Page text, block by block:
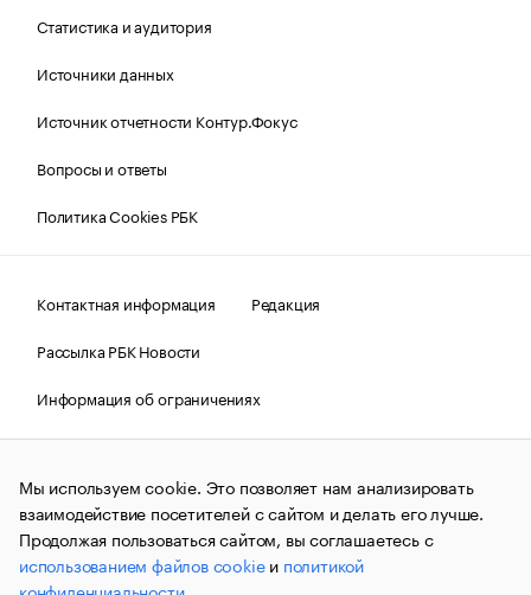
Статистика и аудитория
Источники данных
Источник отчетности Контур.Фокус
Вопросы и ответы
Политика Cookies РБК
Контактная информация
Редакция
Рассылка РБК Новости
Информация об ограничениях
Правовая информация
О соблюдении авторских прав
© АО «РОСБИЗНЕСКОНСАЛТИНГ»,1995–2026.Сообщения
и материалы информационного агентства «РБК»
(зарегистрировано Федеральной службой по надзору в сфере
связи, информационных технологий и массовых
коммуникаций (Роскомнадзор) 09.12.2015 за номером ИА
№ФС77-63848) сопровождаются пометкой «РБК». Отдельные
Мы используем cookie. Это позволяет нам анализировать
взаимодействие посетителей с сайтом и делать его лучше.
Продолжая пользоваться сайтом, вы соглашаетесь с
использованием файлов cookieи политикой